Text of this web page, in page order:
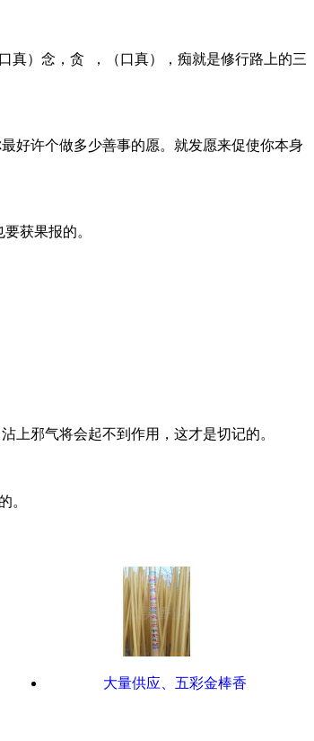
真）念，贪 ，（口真），痴就是修行路上的三
好许个做多少善事的愿。就发愿来促使你本身
获果报的。
上邪气将会起不到作用，这才是切记的。
。
大量供应、五彩金棒香